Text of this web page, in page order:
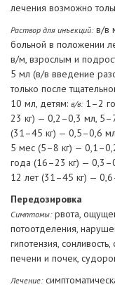
лечения возможно
Раствор для инъекций:в/в
больной в положении
в/м, взрослым и
5 мл (в/в введение
только после
10 мл, детям: в/в:1–2
23 кг) — 0,2–0,3 мл,
(31–45 кг) — 0,5–0,6
5 мес (5–8 кг) —
года (16–23 кг) —
12 лет (31–45 кг) —
Передозировка
Симптомы:рвота,
потоотделения,
гипотензия,
печени и почек,
Лечение: